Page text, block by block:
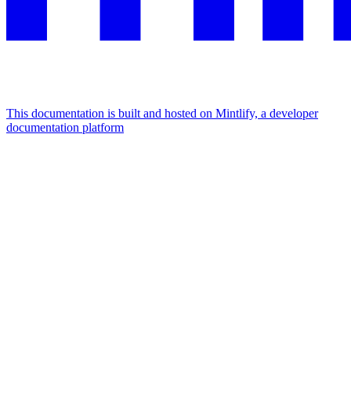
This documentation is built and hosted on Mintlify, a developer
documentation platform